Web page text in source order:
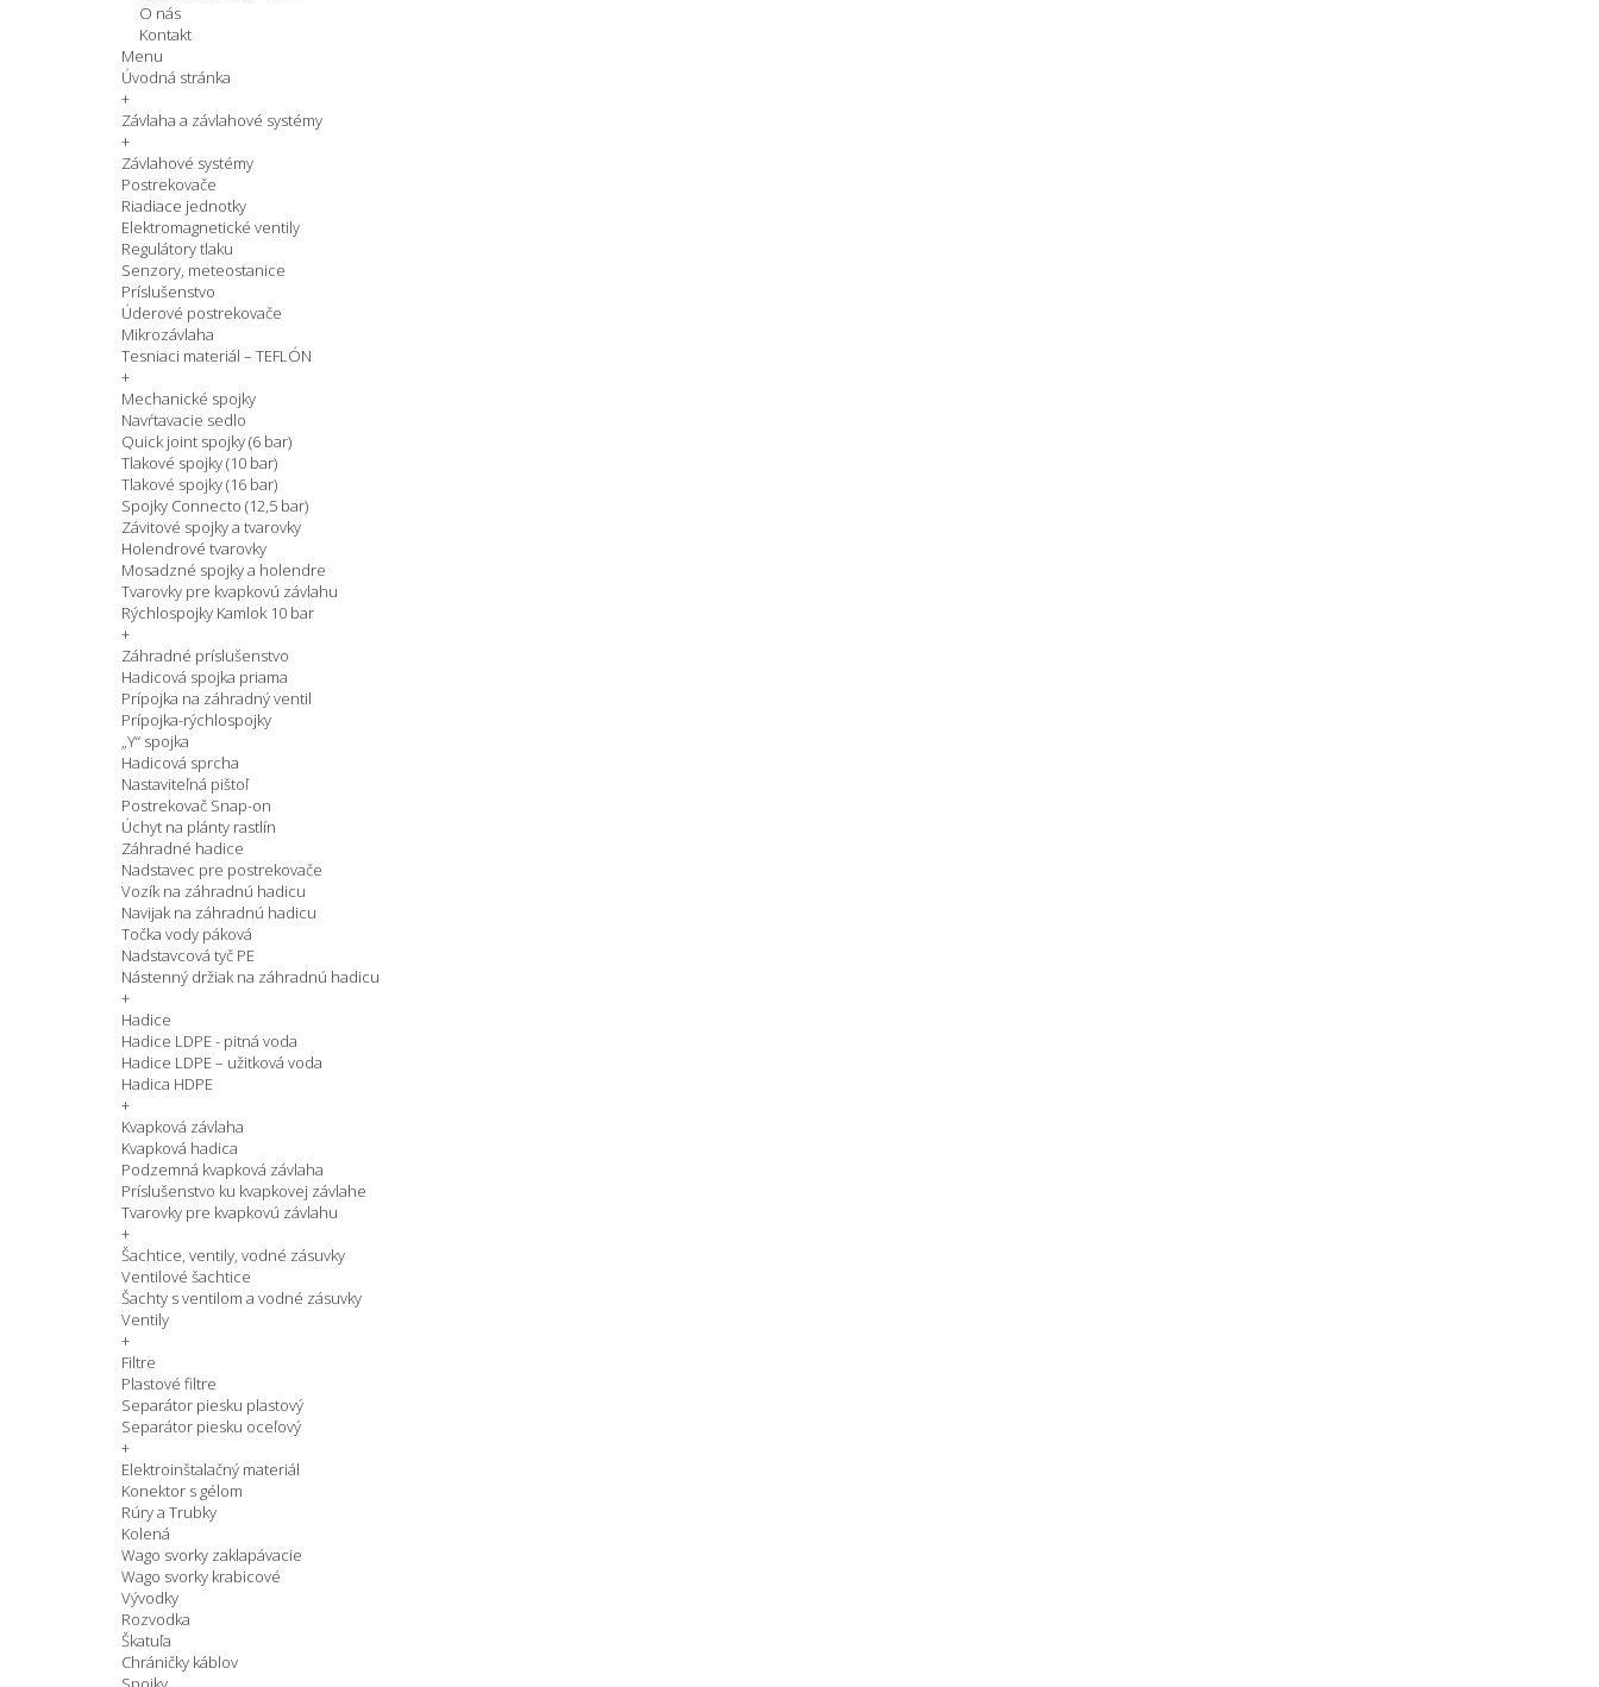
O nás
Kontakt
Menu
Úvodná stránka
+
Závlaha a závlahové systémy
+
Závlahové systémy
Postrekovače
Riadiace jednotky
Elektromagnetické ventily
Regulátory tlaku
Senzory, meteostanice
Príslušenstvo
Úderové postrekovače
Mikrozávlaha
Tesniaci materiál – TEFLÓN
+
Mechanické spojky
Navŕtavacie sedlo
Quick joint spojky (6 bar)
Tlakové spojky (10 bar)
Tlakové spojky (16 bar)
Spojky Connecto (12,5 bar)
Závitové spojky a tvarovky
Holendrové tvarovky
Mosadzné spojky a holendre
Tvarovky pre kvapkovú závlahu
Rýchlospojky Kamlok 10 bar
+
Záhradné príslušenstvo
Hadicová spojka priama
Prípojka na záhradný ventil
Prípojka-rýchlospojky
„Y“ spojka
Hadicová sprcha
Nastaviteľná pištoľ
Postrekovač Snap-on
Úchyt na plánty rastlín
Záhradné hadice
Nadstavec pre postrekovače
Vozík na záhradnú hadicu
Navijak na záhradnú hadicu
Točka vody páková
Nadstavcová tyč PE
Nástenný držiak na záhradnú hadicu
+
Hadice
Hadice LDPE - pitná voda
Hadice LDPE – užitková voda
Hadica HDPE
+
Kvapková závlaha
Kvapková hadica
Podzemná kvapková závlaha
Príslušenstvo ku kvapkovej závlahe
Tvarovky pre kvapkovú závlahu
+
Šachtice, ventily, vodné zásuvky
Ventilové šachtice
Šachty s ventilom a vodné zásuvky
Ventily
+
Filtre
Plastové filtre
Separátor piesku plastový
Separátor piesku oceľový
+
Elektroinštalačný materiál
Konektor s gélom
Rúry a Trubky
Kolená
Wago svorky zaklapávacie
Wago svorky krabicové
Vývodky
Rozvodka
Škatuľa
Chráničky káblov